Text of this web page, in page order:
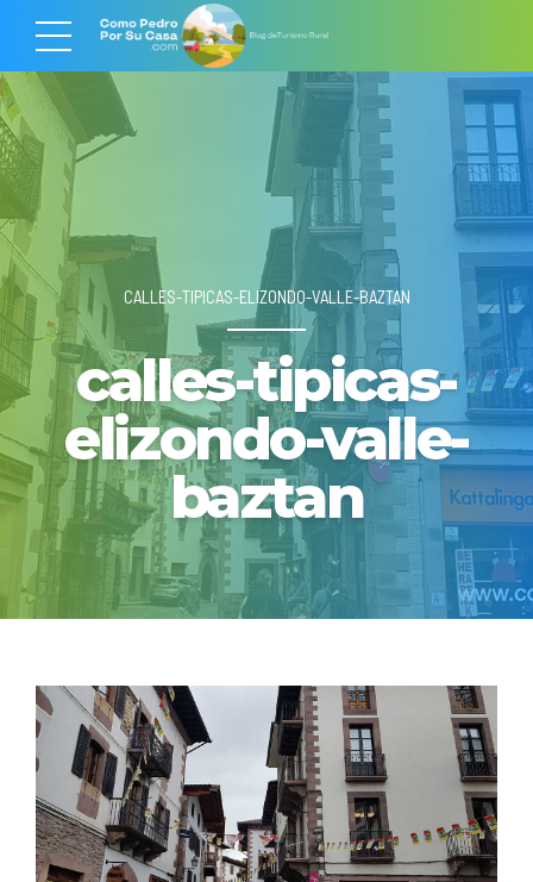
CALLES-TIPICAS-ELIZONDO-VALLE-BAZTAN
calles-tipicas-
elizondo-valle-
baztan